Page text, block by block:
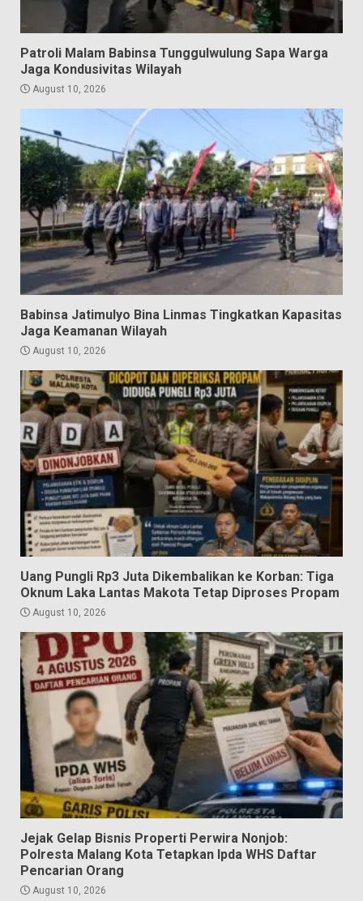
Patroli Malam Babinsa Tunggulwulung Sapa Warga
Jaga Kondusivitas Wilayah
August 10, 2026
Babinsa Jatimulyo Bina Linmas Tingkatkan Kapasitas
Jaga Keamanan Wilayah
August 10, 2026
Uang Pungli Rp3 Juta Dikembalikan ke Korban: Tiga
Oknum Laka Lantas Makota Tetap Diproses Propam
August 10, 2026
Jejak Gelap Bisnis Properti Perwira Nonjob:
Polresta Malang Kota Tetapkan Ipda WHS Daftar
Pencarian Orang
August 10, 2026